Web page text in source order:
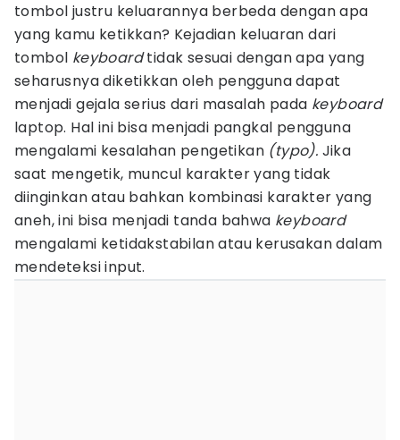
tombol justru keluarannya berbeda dengan apa
yang kamu ketikkan? Kejadian keluaran dari
tombol keyboardtidak sesuai dengan apa yang
seharusnya diketikkan oleh pengguna dapat
menjadi gejala serius dari masalah pada keyboard
laptop. Hal ini bisa menjadi pangkal pengguna
mengalami kesalahan pengetikan (typo). Jika
saat mengetik, muncul karakter yang tidak
diinginkan atau bahkan kombinasi karakter yang
aneh, ini bisa menjadi tanda bahwa keyboard
mengalami ketidakstabilan atau kerusakan dalam
mendeteksi input.